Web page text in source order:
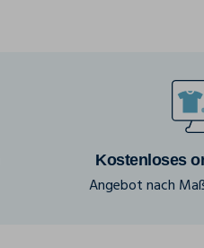
Kostenloses
Angebot nach